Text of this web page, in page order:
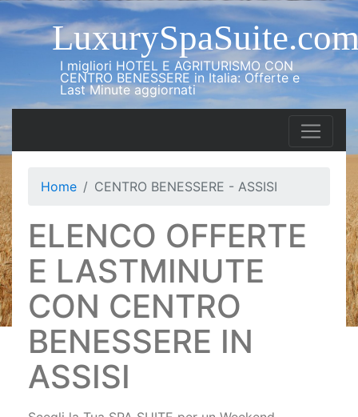
I migliori HOTEL E AGRITURISMO CON
CENTRO BENESSERE in Italia: Offerte e
Last Minute aggiornati
Home CENTRO BENESSERE - ASSISI
ELENCO OFFERTE
E LASTMINUTE
CON CENTRO
BENESSERE IN
ASSISI